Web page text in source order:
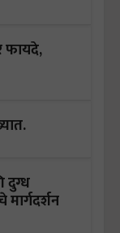
फायदे,
दुग्ध